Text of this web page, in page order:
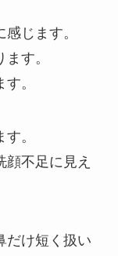
じます。
す。
。
。
不足に見え
だけ短く扱い